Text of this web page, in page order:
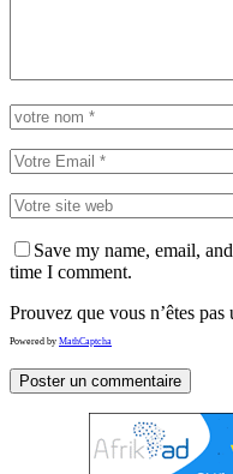
Save my name, email,
time I comment.
Prouvez que vous n’êtes pas
Powered by MathCaptcha